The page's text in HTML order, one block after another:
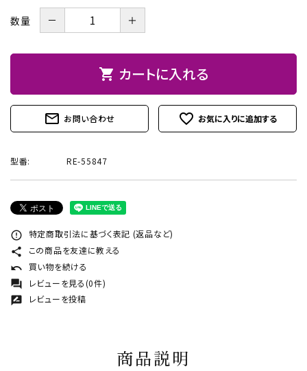
数量 － ＋
shopping_cart カートに入れる
mail_outline お問い合わせ favorite_outline
型番: RE-55847
error_outline 特定商取引法に基づく表記 (返品など)
share この商品を友達に教える
undo 買い物を続ける
forum レビューを見る(0件)
rate_review レビューを投稿
商品説明